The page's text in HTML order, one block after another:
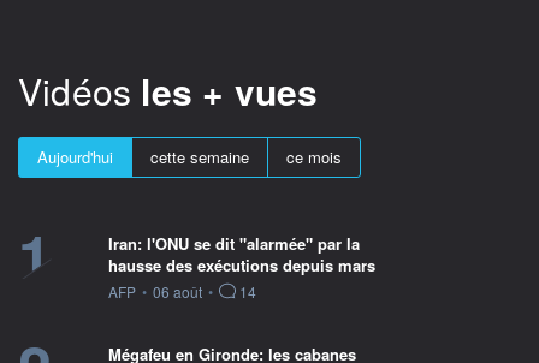
Vidéos les + vues
Aujourd'hui cette semaine ce mois
1
Iran: l'ONU se dit "alarmée" par la
hausse des exécutions depuis mars
information fournie par
AFP • 06 août • 14
Mégafeu en Gironde: les cabanes